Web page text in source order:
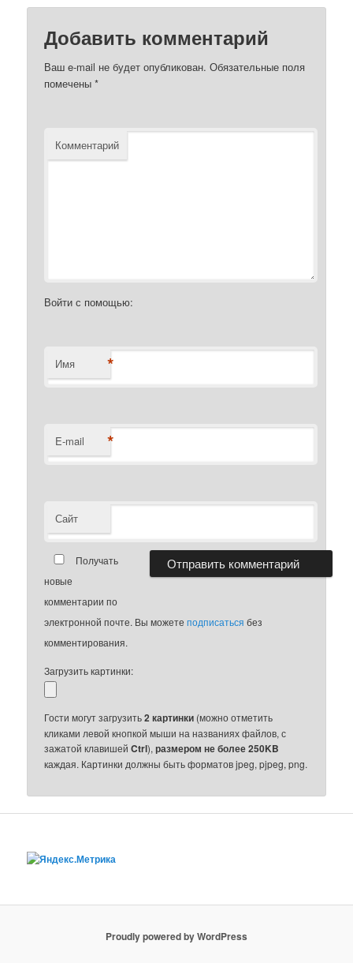
Добавить комментарий
Ваш e-mail не будет опубликован. Обязательные поля
помечены*
Комментарий
Войти с помощью:
Имя *
E-mail *
Сайт
Получать
новые
комментарии по
электронной почте. Вы можетеподписаться без
комментирования.
Загрузить картинки:
Гости могут загрузить2 картинки (можно отметить
кликами левой кнопкой мыши на названиях файлов, с
зажатой клавишейCtrl),размером не более 250KB
каждая. Картинки должны быть форматов jpeg, pjpeg, png.
Proudly powered by WordPress